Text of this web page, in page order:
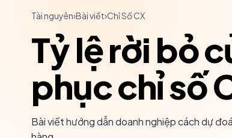
Tài nguyên›Bài viết›Chỉ Số CX
Tỷ lệ rời bỏ
phục chỉ số
Bài viết hướng dẫn doanh nghiệp cách dự